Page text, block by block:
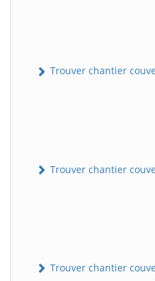
Trouver chantier
Trouver chantier
Trouver chantier